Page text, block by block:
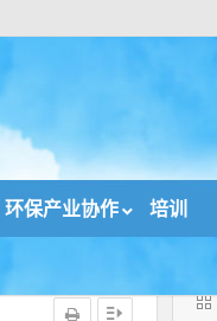
环保产业协作 培训